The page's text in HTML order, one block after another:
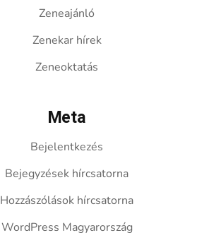
Zeneajánló
Zenekar hírek
Zeneoktatás
Meta
Bejelentkezés
Bejegyzések hírcsatorna
Hozzászólások hírcsatorna
WordPress Magyarország